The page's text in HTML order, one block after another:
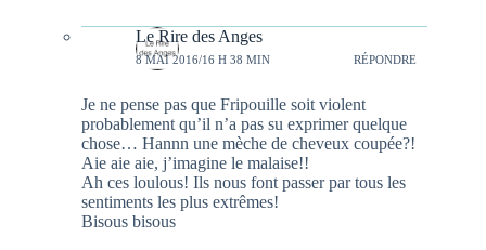
Le Rire des Anges
8 MAI 2016/16 H 38 MIN RÉPONDRE
Je ne pense pas que Fripouille soit violent
probablement qu’il n’a pas su exprimer quelque
chose… Hannn une mèche de cheveux coupée?!
Aie aie aie, j’imagine le malaise!!
Ah ces loulous! Ils nous font passer par tous les
sentiments les plus extrêmes!
Bisous bisous